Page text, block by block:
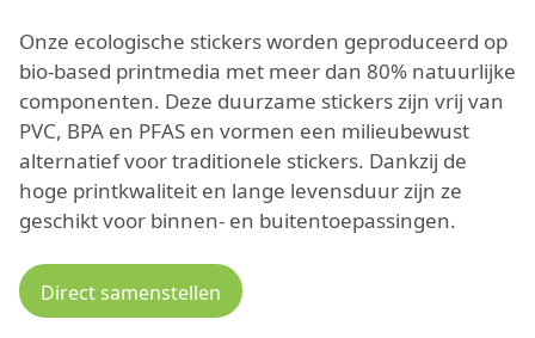
Onze ecologische stickers worden geproduceerd op
bio-based printmedia met meer dan 80% natuurlijke
componenten. Deze duurzame stickers zijn vrij van
PVC, BPA en PFAS en vormen een milieubewust
alternatief voor traditionele stickers. Dankzij de
hoge printkwaliteit en lange levensduur zijn ze
geschikt voor binnen- en buitentoepassingen.
Direct samenstellen